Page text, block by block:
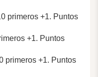
primeros +1. Puntos
+1. Puntos
primeros +1. Puntos